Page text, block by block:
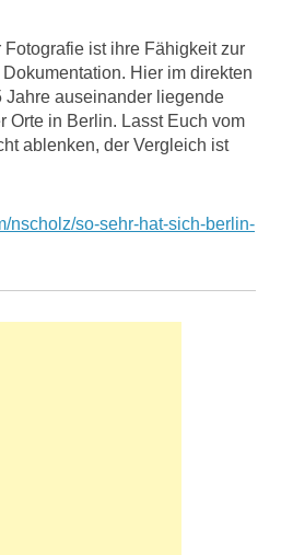
ist ihre Fähigkeit zur
Hier im direkten
Jahre auseinander liegende
Orte in Berlin. Lasst Euch vom
ablenken, der Vergleich ist
nscholz/so-sehr-hat-sich-berlin-